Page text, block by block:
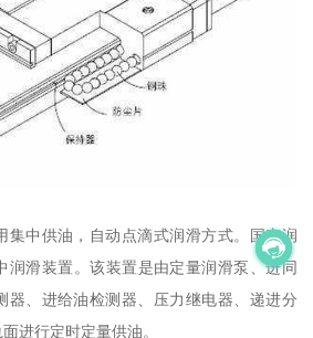
集中供油，自动点滴式润滑方式。国产润
润滑装置。该装置是由定量润滑泵、进同
器、进给油检测器、压力继电器、递进分
进行定时定量供油。